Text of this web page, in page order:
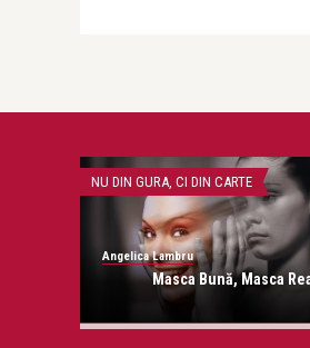
NU DIN GURA, CI DIN CARTE
Angelica Lambru
Masca Bună, Masca